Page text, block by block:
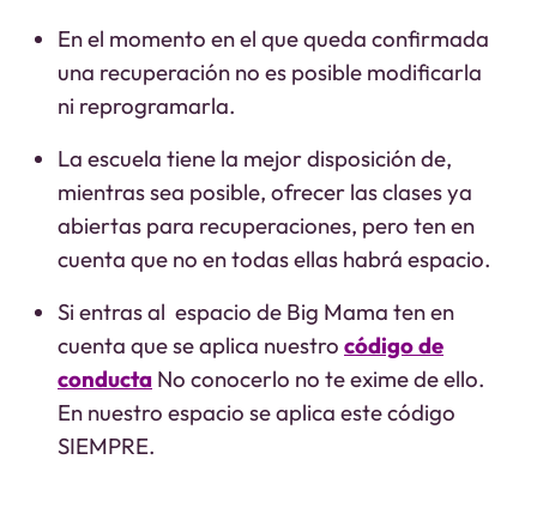
En el momento en el que queda confirmada
una recuperación no es posible modificarla
ni reprogramarla.
La escuela tiene la mejor disposición de,
mientras sea posible, ofrecer las clases ya
abiertas para recuperaciones, pero ten en
cuenta que no en todas ellas habrá espacio.
Si entras al espacio de Big Mama ten en
cuenta que se aplica nuestro código de
conducta No conocerlo no te exime de ello.
En nuestro espacio se aplica este código
SIEMPRE.